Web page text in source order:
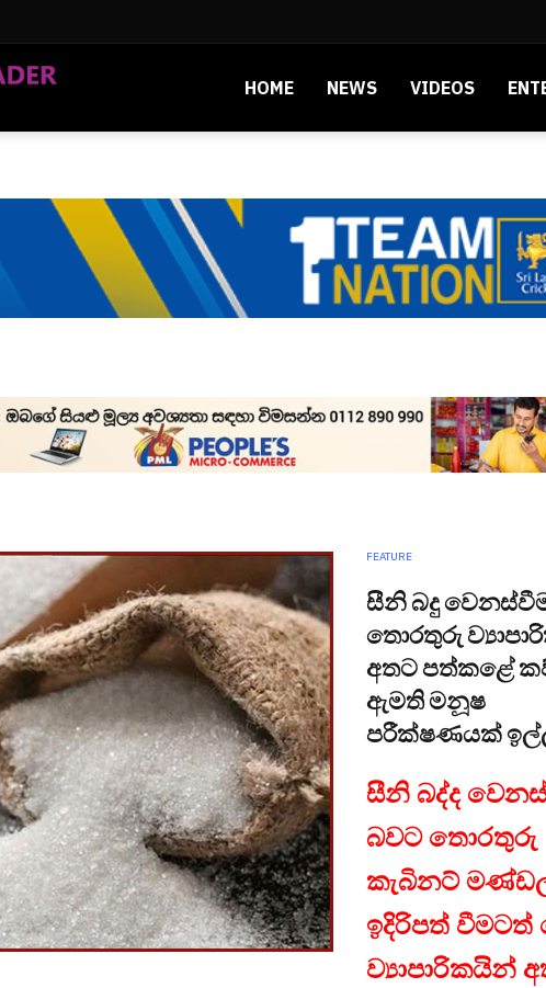
HOME NEWS VIDEOS
FEATURE
සීනි බදු
තොරතුරු
අතට පත්කළේ
ඇමති මනූෂ
පරීක්ෂණයක්
සීනි බද්ද
බවට තොරතුරු
කැබිනට්
ඉදිරිපත් වීමටත්
ව්‍යාපාරිකයින්